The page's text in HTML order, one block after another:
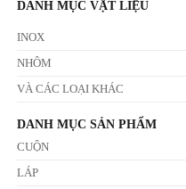
DANH MỤC VẬT LIỆU
INOX
NHÔM
VÀ CÁC LOẠI KHÁC
DANH MỤC SẢN PHẨM
CUỘN
LÁP